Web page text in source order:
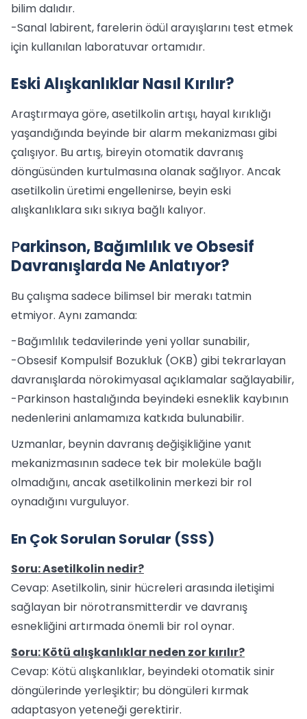
bilim dalıdır.
-Sanal labirent, farelerin ödül arayışlarını test etmek
için kullanılan laboratuvar ortamıdır.
Eski Alışkanlıklar Nasıl Kırılır?
Araştırmaya göre, asetilkolin artışı, hayal kırıklığı
yaşandığında beyinde bir alarm mekanizması gibi
çalışıyor. Bu artış, bireyin otomatik davranış
döngüsünden kurtulmasına olanak sağlıyor. Ancak
asetilkolin üretimi engellenirse, beyin eski
alışkanlıklara sıkı sıkıya bağlı kalıyor.
Parkinson, Bağımlılık ve Obsesif
Davranışlarda Ne Anlatıyor?
Bu çalışma sadece bilimsel bir merakı tatmin
etmiyor. Aynı zamanda:
-Bağımlılık tedavilerinde yeni yollar sunabilir,
-Obsesif Kompulsif Bozukluk (OKB) gibi tekrarlayan
davranışlarda nörokimyasal açıklamalar sağlayabilir,
-Parkinson hastalığında beyindeki esneklik kaybının
nedenlerini anlamamıza katkıda bulunabilir.
Uzmanlar, beynin davranış değişikliğine yanıt
mekanizmasının sadece tek bir moleküle bağlı
olmadığını, ancak asetilkolinin merkezi bir rol
oynadığını vurguluyor.
En Çok Sorulan Sorular (SSS)
Soru: Asetilkolin nedir?
Cevap: Asetilkolin, sinir hücreleri arasında iletişimi
sağlayan bir nörotransmitterdir ve davranış
esnekliğini artırmada önemli bir rol oynar.
Soru: Kötü alışkanlıklar neden zor kırılır?
Cevap: Kötü alışkanlıklar, beyindeki otomatik sinir
döngülerinde yerleşiktir; bu döngüleri kırmak
adaptasyon yeteneği gerektirir.